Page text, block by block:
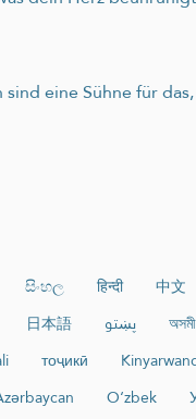
eine Sühne für
සිංහල हिन्दी 中文
日本語 پښتو
тоҷикӣ
O‘zbek